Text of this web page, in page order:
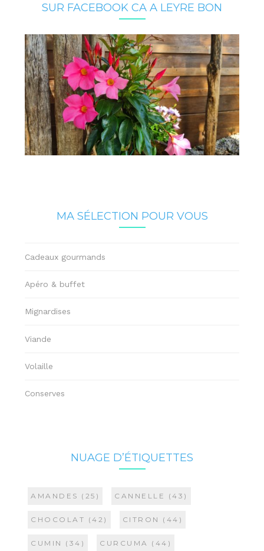
SUR FACEBOOK CA A LEYRE BON
MA SÉLECTION POUR VOUS
Cadeaux gourmands
Apéro & buffet
Mignardises
Viande
Volaille
Conserves
NUAGE D’ÉTIQUETTES
AMANDES (25) CANNELLE (43)
CHOCOLAT (42) CITRON (44)
CUMIN (34) CURCUMA (44)